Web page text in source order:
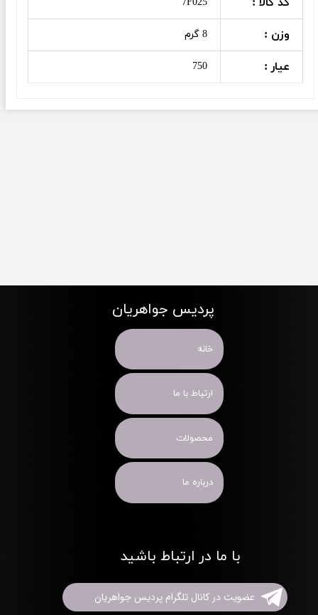
وزن : 8 گرم
عیار : 750
پردیس جواهریان
خانه
ارتباط با ما
محصولات
درباره ما
با ما در ارتباط باشید
عضویت در کانال تلگرام پردیس جواهریان